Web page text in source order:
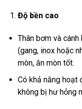
Độ bền cao
Thân bơm và
(gang, inox hoặc
mòn, ăn mòn tốt.
Có khả năng hoạt
không bị hư hỏng